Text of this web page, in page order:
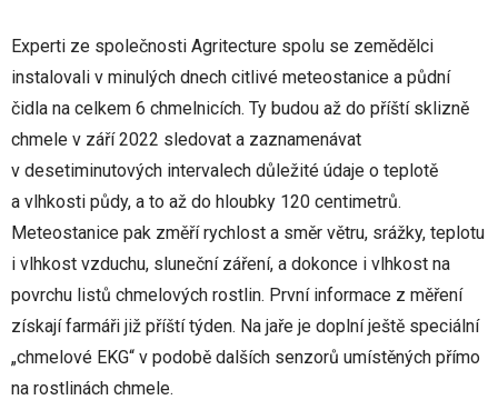
Experti ze společnosti Agritecture spolu se zemědělci
instalovali v minulých dnech citlivé meteostanice a půdní
čidla na celkem 6 chmelnicích. Ty budou až do příští sklizně
chmele v září 2022 sledovat a zaznamenávat
v desetiminutových intervalech důležité údaje o teplotě
a vlhkosti půdy, a to až do hloubky 120 centimetrů.
Meteostanice pak změří rychlost a směr větru, srážky, teplotu
i vlhkost vzduchu, sluneční záření, a dokonce i vlhkost na
povrchu listů chmelových rostlin. První informace z měření
získají farmáři již příští týden. Na jaře je doplní ještě speciální
„chmelové EKG“ v podobě dalších senzorů umístěných přímo
na rostlinách chmele.